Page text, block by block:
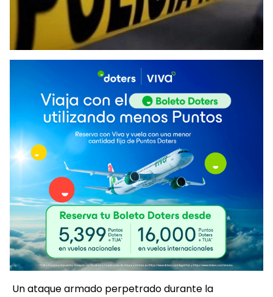
Un ataque armado perpetrado durante la